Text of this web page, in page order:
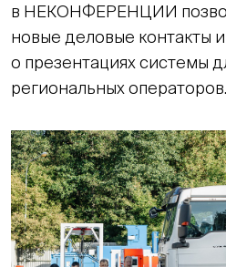
в НЕКОНФЕРЕНЦИИ
новые деловые контакты
о презентациях системы
региональных операторов.